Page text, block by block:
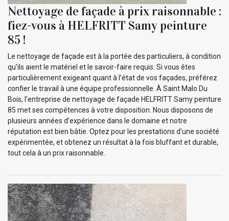
Nettoyage de façade à prix raisonnable :
fiez-vous à HELFRITT Samy peinture
85 !
Le nettoyage de façade est à la portée des particuliers, à condition
qu’ils aient le matériel et le savoir-faire requis. Si vous êtes
particulièrement exigeant quant à l’état de vos façades, préférez
confier le travail à une équipe professionnelle. À Saint Malo Du
Bois, l’entreprise de nettoyage de façade HELFRITT Samy peinture
85 met ses compétences à votre disposition. Nous disposons de
plusieurs années d’expérience dans le domaine et notre
réputation est bien bâtie. Optez pour les prestations d’une société
expérimentée, et obtenez un résultat à la fois bluffant et durable,
tout cela à un prix raisonnable.